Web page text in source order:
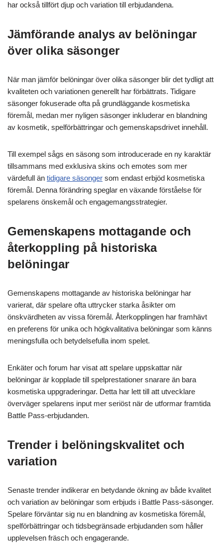
har också tillfört djup och variation till erbjudandena.
Jämförande analys av belöningar
över olika säsonger
När man jämför belöningar över olika säsonger blir det tydligt att
kvaliteten och variationen generellt har förbättrats. Tidigare
säsonger fokuserade ofta på grundläggande kosmetiska
föremål, medan mer nyligen säsonger inkluderar en blandning
av kosmetik, spelförbättringar och gemenskapsdrivet innehåll.
Till exempel sågs en säsong som introducerade en ny karaktär
tillsammans med exklusiva skins och emotes som mer
värdefull än tidigare säsonger som endast erbjöd kosmetiska
föremål. Denna förändring speglar en växande förståelse för
spelarens önskemål och engagemangsstrategier.
Gemenskapens mottagande och
återkoppling på historiska
belöningar
Gemenskapens mottagande av historiska belöningar har
varierat, där spelare ofta uttrycker starka åsikter om
önskvärdheten av vissa föremål. Återkopplingen har framhävt
en preferens för unika och högkvalitativa belöningar som känns
meningsfulla och betydelsefulla inom spelet.
Enkäter och forum har visat att spelare uppskattar när
belöningar är kopplade till spelprestationer snarare än bara
kosmetiska uppgraderingar. Detta har lett till att utvecklare
överväger spelarens input mer seriöst när de utformar framtida
Battle Pass-erbjudanden.
Trender i belöningskvalitet och
variation
Senaste trender indikerar en betydande ökning av både kvalitet
och variation av belöningar som erbjuds i Battle Pass-säsonger.
Spelare förväntar sig nu en blandning av kosmetiska föremål,
spelförbättringar och tidsbegränsade erbjudanden som håller
upplevelsen fräsch och engagerande.